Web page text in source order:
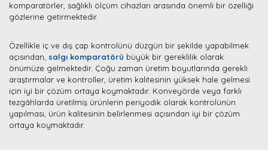
komparatörler, sağlıklı ölçüm cihazları arasında önemli bir özelliği
gözlerine getirmektedir.
Özellikle iç ve dış çap kontrolünü düzgün bir şekilde yapabilmek
açısından, salgı komparatörü büyük bir gereklilik olarak
önümüze gelmektedir. Çoğu zaman üretim boyutlarında gerekli
araştırmalar ve kontroller, üretim kalitesinin yüksek hale gelmesi
için iyi bir çözüm ortaya koymaktadır. Konveyörde veya farklı
tezgâhlarda üretilmiş ürünlerin periyodik olarak kontrolünün
yapılması, ürün kalitesinin belirlenmesi açısından iyi bir çözüm
ortaya koymaktadır.